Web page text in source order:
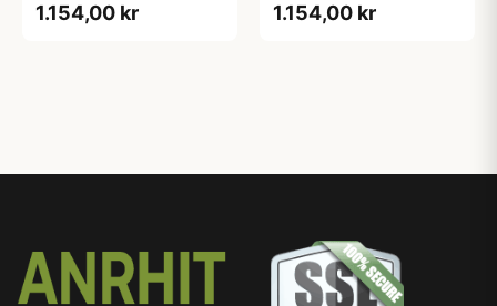
1.154,00 kr
m/eg ABS-kant
1.154,00 kr